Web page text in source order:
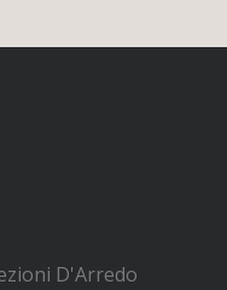
D'Arredo